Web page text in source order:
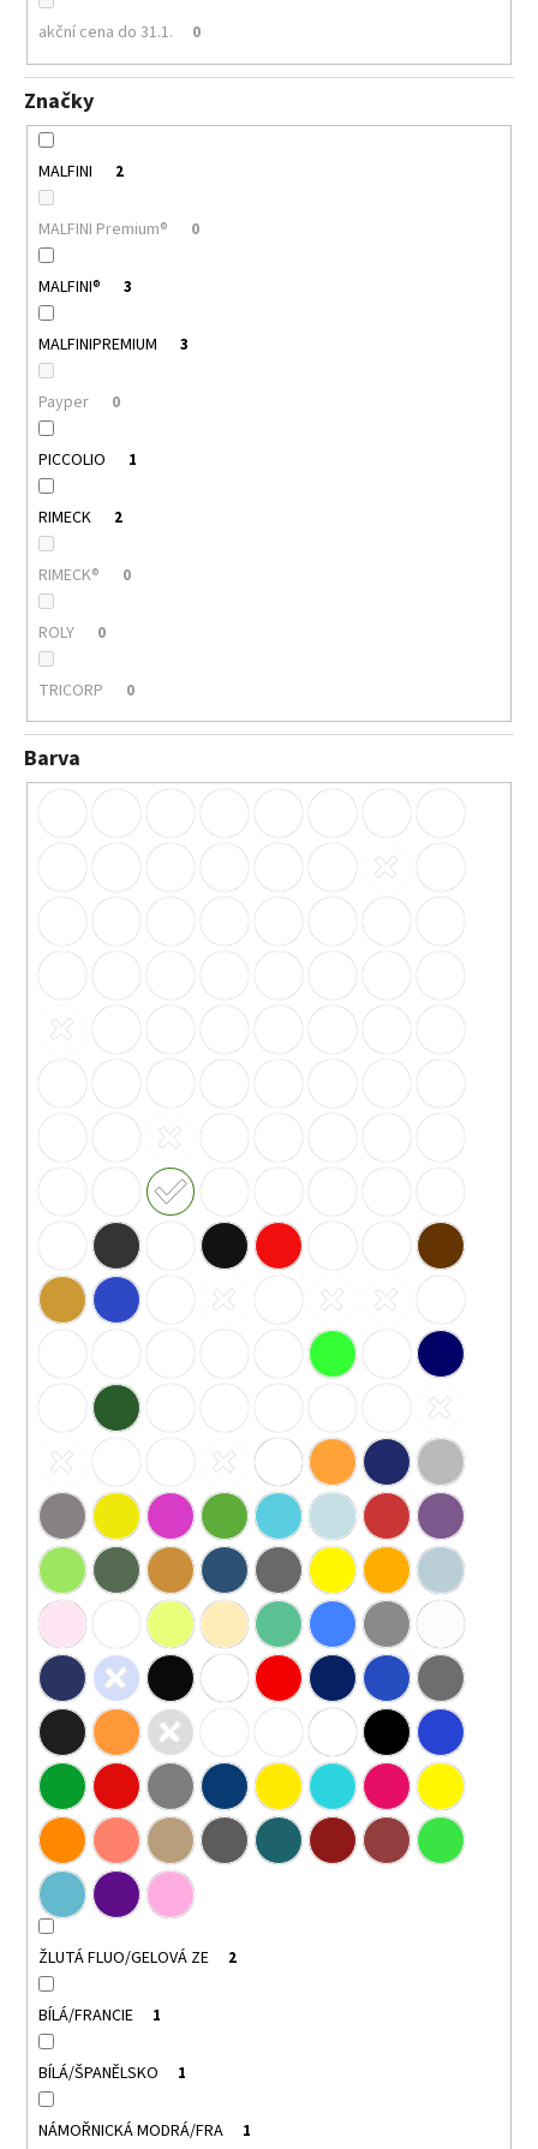
akční cena do 31.1. 0
Značky
MALFINI 2
MALFINI Premium® 0
MALFINI® 3
MALFINIPREMIUM 3
Payper 0
PICCOLIO 1
RIMECK 2
RIMECK® 0
ROLY 0
TRICORP 0
Barva
ŽLUTÁ FLUO/GELOVÁ ZE 2
BÍLÁ/FRANCIE 1
BÍLÁ/ŠPANĚLSKO 1
NÁMOŘNICKÁ MODRÁ/FRA 1